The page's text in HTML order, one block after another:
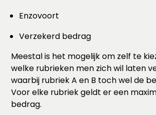
Enzovoort
Verzekerd bedrag
Meestal is het mogelijk om zelf te
welke rubrieken men zich wil laten
waarbij rubriek A en B toch wel de
Voor elke rubriek geldt er een
bedrag.